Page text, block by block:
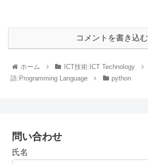
コメントを書き込む
ホーム ICT技術:ICT Technology
語:Programming Language
python
問い合わせ
氏名